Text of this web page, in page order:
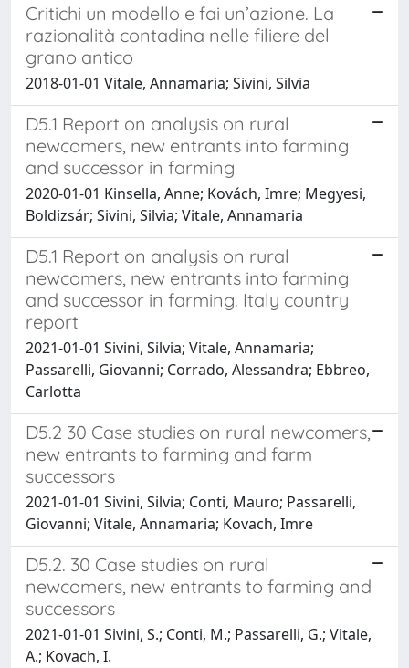
Critichi un modello e fai un’azione. La
razionalità contadina nelle filiere del
grano antico
2018-01-01 Vitale, Annamaria; Sivini, Silvia
D5.1 Report on analysis on rural
newcomers, new entrants into farming
and successor in farming
2020-01-01 Kinsella, Anne; Kovách, Imre; Megyesi,
Boldizsár; Sivini, Silvia; Vitale, Annamaria
D5.1 Report on analysis on rural
newcomers, new entrants into farming
and successor in farming. Italy country
report
2021-01-01 Sivini, Silvia; Vitale, Annamaria;
Passarelli, Giovanni; Corrado, Alessandra; Ebbreo,
Carlotta
D5.2 30 Case studies on rural newcomers,
new entrants to farming and farm
successors
2021-01-01 Sivini, Silvia; Conti, Mauro; Passarelli,
Giovanni; Vitale, Annamaria; Kovach, Imre
D5.2. 30 Case studies on rural
newcomers, new entrants to farming and
successors
2021-01-01 Sivini, S.; Conti, M.; Passarelli, G.; Vitale,
A.; Kovach, I.